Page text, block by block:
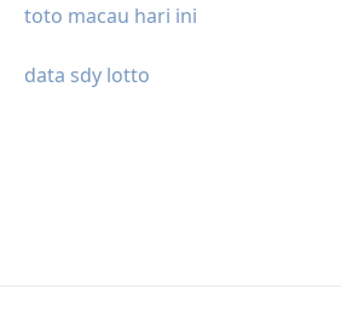
toto macau hari ini
data sdy lotto